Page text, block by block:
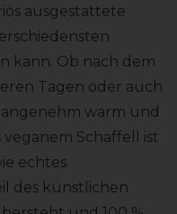
ausgestattete
kann. Ob nach dem
Tagen oder auch
warm und
Schaffell ist
echtes
des künstlichen